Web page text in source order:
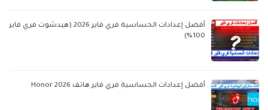
أفضل إعدادات الحساسية فري فاير 2026 (هيدشوت فري فاير
100%)
أفضل إعدادات الحساسية فري فاير هاتف Honor 2026